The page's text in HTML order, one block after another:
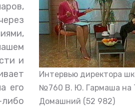
и
его
Интервью директора
№760 В. Ю. Гармаша на
Домашний (52 982)